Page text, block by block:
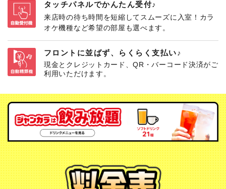
タッチパネルでかんたん受付♪
来店時の待ち時間を短縮してスムーズに入室！カラ
オケ機種など希望の部屋も選べます。
フロントに並ばず、らくらく支払い♪
現金とクレジットカード、QR・バーコード決済がご
利用いただけます。